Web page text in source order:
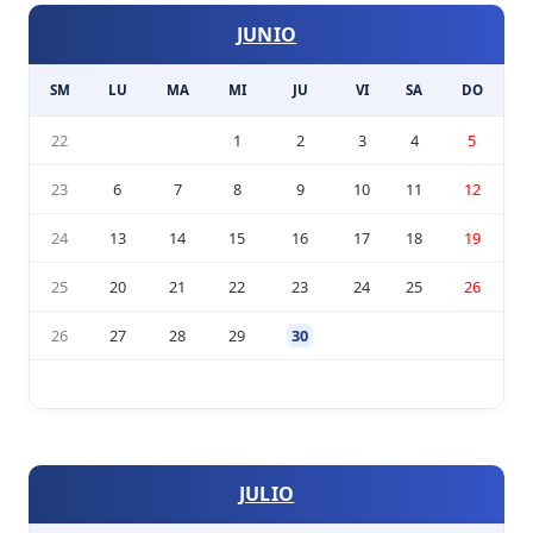
JUNIO
SM LU MA MI JU VI SA DO
22 1 2 3 4 5
23 6 7 8 9 10 11 12
24 13 14 15 16 17 18 19
25 20 21 22 23 24 25 26
26 27 28 29 30
JULIO